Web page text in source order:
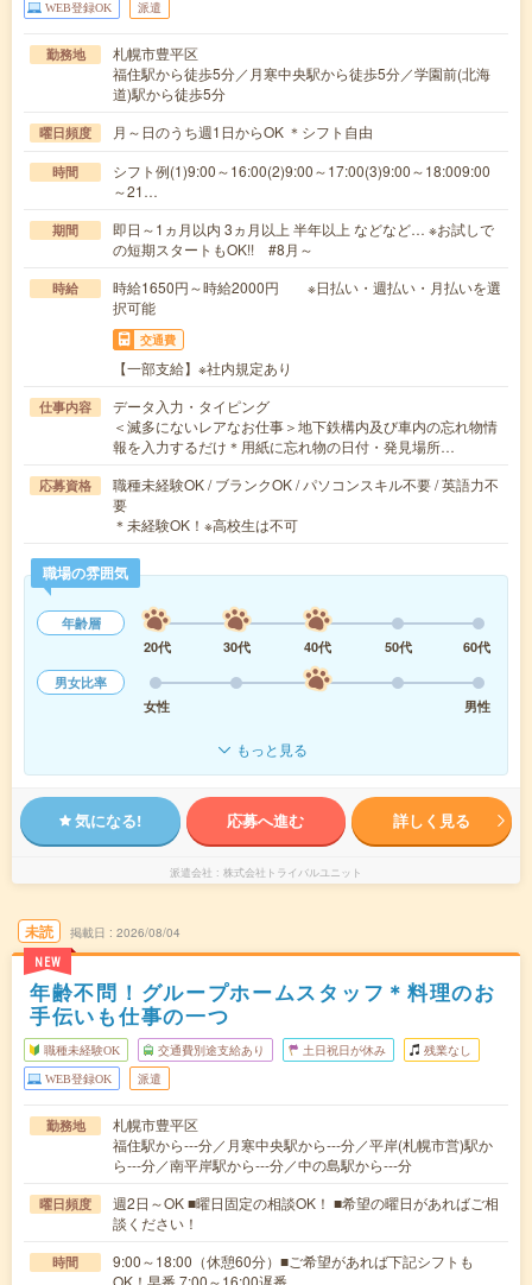
WEB登録OK 派遣
勤務地
札幌市豊平区
福住駅から徒歩5分／月寒中央駅から徒歩5分／学園前(北海
道)駅から徒歩5分
曜日頻度 月～日のうち週1日からOK ＊シフト自由
時間
シフト例(1)9:00～16:00(2)9:00～17:00(3)9:00～18:009:00
～21…
期間
即日～1ヵ月以内 3ヵ月以上 半年以上 などなど… ※お試しで
の短期スタートもOK!! #8月～
時給
時給1650円～時給2000円 ※日払い・週払い・月払いを選
択可能
交通費
【一部支給】※社内規定あり
仕事内容
データ入力・タイピング
＜滅多にないレアなお仕事＞地下鉄構内及び車内の忘れ物情
報を入力するだけ＊用紙に忘れ物の日付・発見場所…
応募資格
職種未経験OK / ブランクOK / パソコンスキル不要 / 英語力不
要
＊未経験OK！※高校生は不可
職場の雰囲気
年齢層
20代
30代 40代 50代
60代
男女比率
女性
男性
もっと見る
気になる! 応募へ進む 詳しく見る
派遣会社 株式会社トライバルユニット
未読
NEW
掲載日 2026/08/04
年齢不問！グループホームスタッフ＊料理のお
手伝いも仕事の一つ
職種未経験OK 交通費別途支給あり 土日祝日が休み 残業なし
WEB登録OK 派遣
勤務地
札幌市豊平区
福住駅から---分／月寒中央駅から---分／平岸(札幌市営)駅か
ら---分／南平岸駅から---分／中の島駅から---分
曜日頻度
週2日～OK ■曜日固定の相談OK！ ■希望の曜日があればご相
談ください！
時間
9:00～18:00（休憩60分）■ご希望があれば下記シフトも
OK！早番 7:00～16:00遅番 …